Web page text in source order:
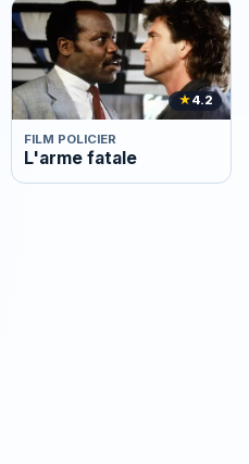
★4.2
FILM POLICIER
L'arme fatale